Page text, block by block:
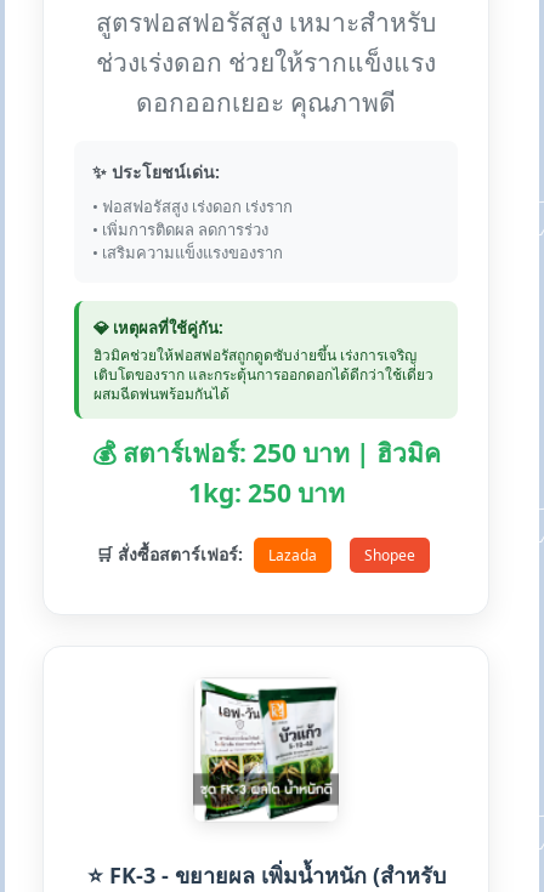
สูตรฟอสฟอรัสสูง เหมาะสำหรับ
ช่วงเร่งดอก ช่วยให้รากแข็งแรง
ดอกออกเยอะ คุณภาพดี
✨ ประโยชน์เด่น:
• ฟอสฟอรัสสูง เร่งดอก เร่งราก
• เพิ่มการติดผล ลดการร่วง
• เสริมความแข็งแรงของราก
💎 เหตุผลที่ใช้คู่กัน:
ฮิวมิคช่วยให้ฟอสฟอรัสถูกดูดซับง่ายขึ้น เร่งการเจริญ
เติบโตของราก และกระตุ้นการออกดอกได้ดีกว่าใช้เดี่ยว
ผสมฉีดพ่นพร้อมกันได้
💰 สตาร์เฟอร์: 250 บาท | ฮิวมิค
1kg: 250 บาท
🛒 สั่งซื้อสตาร์เฟอร์: Lazada Shopee
⭐ FK-3 - ขยายผล เพิ่มน้ำหนัก (สำหรับ